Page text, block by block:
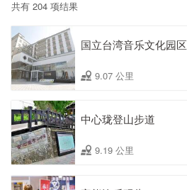
共有 204 项结果
国立台湾音乐文化园区
9.07 公里
中心珑登山步道
9.19 公里